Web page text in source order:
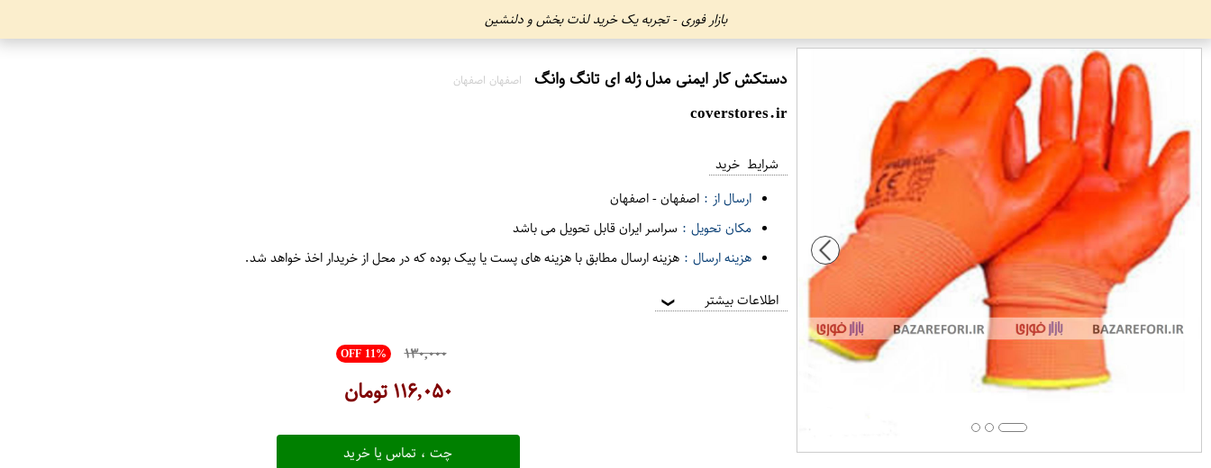
بازار فوری - تجربه یک خرید لذت بخش و دلنشین
دستکش کار ایمنی مدل ژله ای تانگ وانگ اصفهان اصفهان
coverstores.ir
شرایط خرید
ارسال از : اصفهان-اصفهان
مکان تحویل : سراسر ایران قابل تحویل می باشد
هزینه ارسال : هزینه ارسال مطابق با هزینه های پست یا پیک بوده که در محل از خریدار اخذ خواهد شد.
اطلاعات بیشتر ❯
OFF 11% ۱۳۰,۰۰۰
۱۱۶,۰۵۰تومان
چت ، تماس یا خرید